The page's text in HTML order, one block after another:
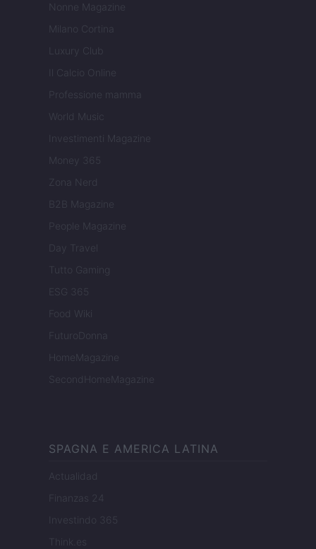
Nonne Magazine
Milano Cortina
Luxury Club
Il Calcio Online
Professione mamma
World Music
Investimenti Magazine
Money 365
Zona Nerd
B2B Magazine
People Magazine
Day Travel
Tutto Gaming
ESG 365
Food Wiki
FuturoDonna
HomeMagazine
SecondHomeMagazine
SPAGNA E AMERICA LATINA
Actualidad
Finanzas 24
Investindo 365
Think.es